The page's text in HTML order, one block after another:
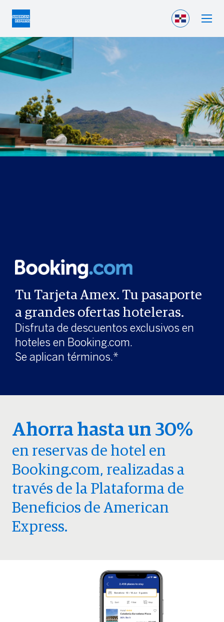
Tu Tarjeta Amex. Tu pasaporte
a grandes ofertas hoteleras.
Disfruta de descuentos exclusivos en
hoteles en Booking.com.
Se aplican términos.*
Ahorra hasta un 30%
en reservas de hotel en
Booking.com, realizadas a
través de la Plataforma de
Beneficios de American
Express.